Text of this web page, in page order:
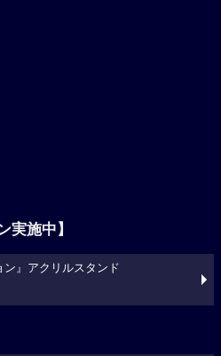
実施中】
ン』アクリルスタンド